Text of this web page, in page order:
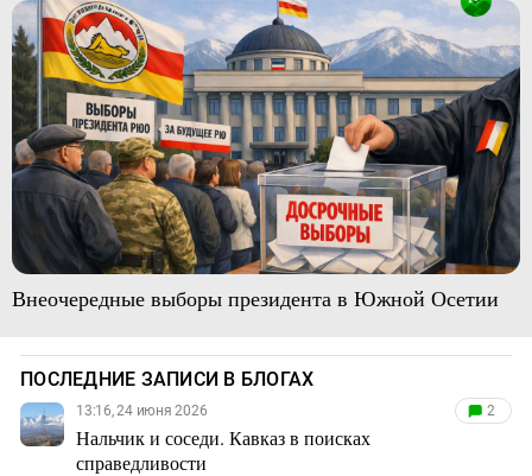
Внеочередные выборы президента в Южной Осетии
ПОСЛЕДНИЕ ЗАПИСИ В БЛОГАХ
13:16, 24 июня 2026
Нальчик и соседи. Кавказ в поисках
справедливости
2